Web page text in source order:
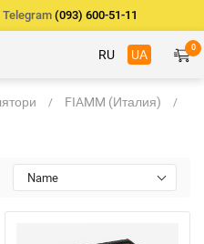
Telegram (093) 600-51-11
RU UA 0
FIAMM (Италия)
Name